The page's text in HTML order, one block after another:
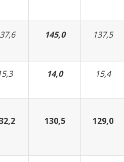
145,0 137,5
14,0 15,4
130,5 129,0